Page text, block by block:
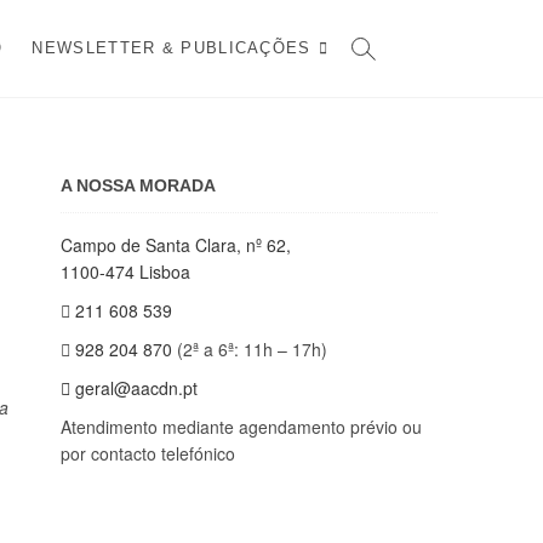
NEWSLETTER & PUBLICAÇÕES
A NOSSA MORADA
Campo de Santa Clara, nº 62,
1100-474 Lisboa
211 608 539
928 204 870 (2ª a 6ª: 11h – 17h)
geral@aacdn.pt
Atendimento mediante agendamento prévio ou
por contacto telefónico